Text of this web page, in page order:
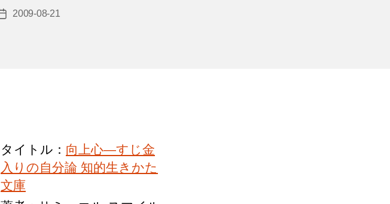
投
2009-08-21
タイトル： 向上心―すじ金
入りの自分論 知的生きかた
文庫